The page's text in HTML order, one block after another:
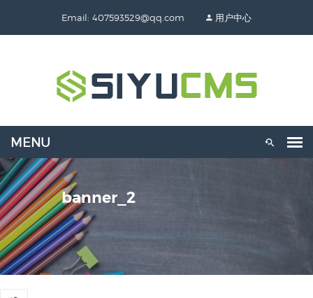
Email: 407593529@qq.com 用户中心
banner_2